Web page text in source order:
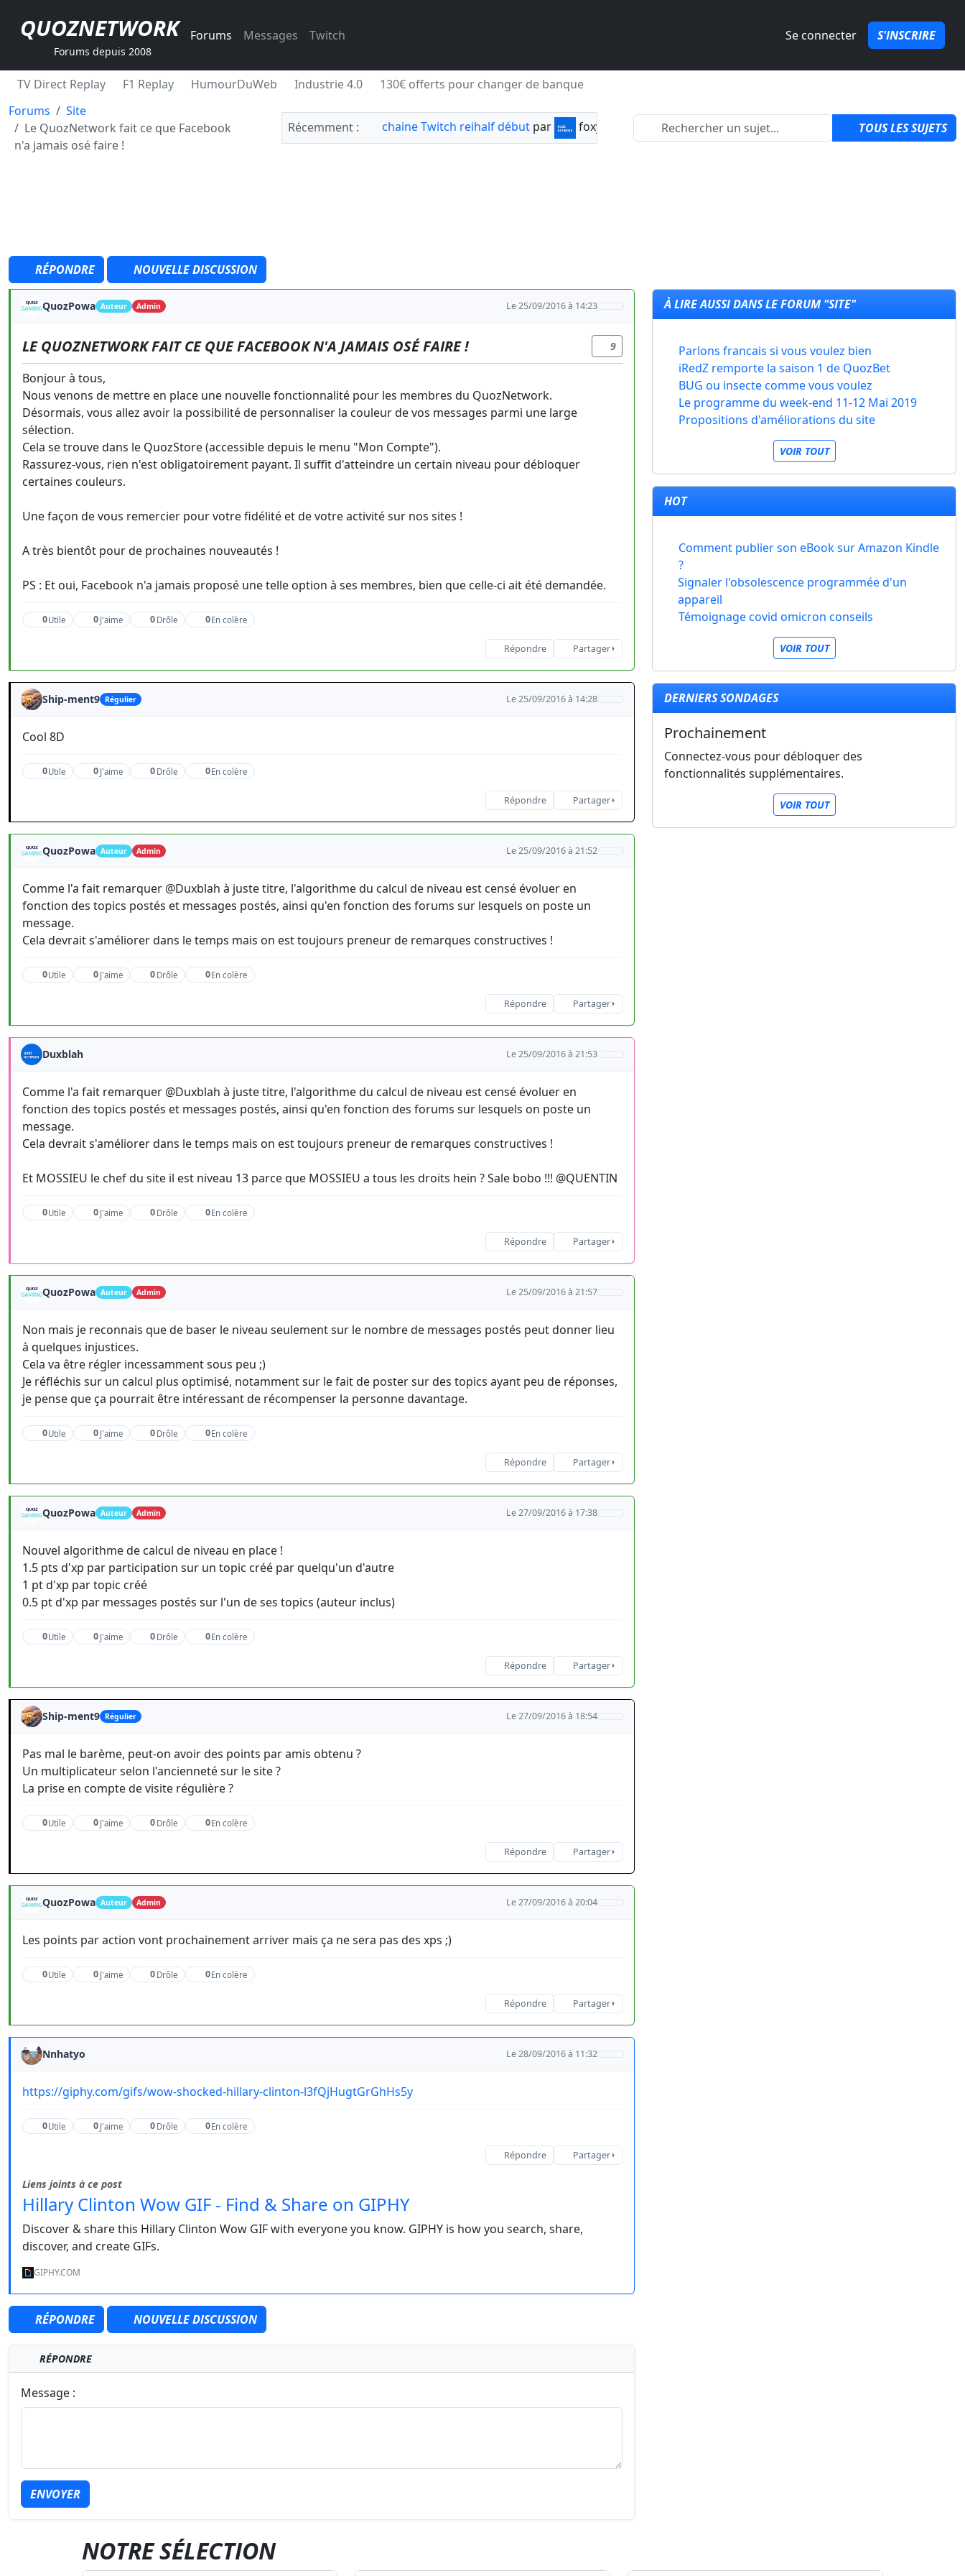
QUOZNETWORK
Forums depuis 2008
Forums Messages Twitch Se connecter S'INSCRIRE
TV Direct Replay F1 Replay HumourDuWeb Industrie 4.0
130€ offerts pour changer de banque
Forums
Site
Le QuozNetwork fait ce que Facebook
n'a jamais osé faire !
Récemment : chaine Twitch reihalf début par foxylabnyy 2 TOUS LES SUJETS
RÉPONDRE NOUVELLE DISCUSSION
QuozPowa Auteur Admin Le 25/09/2016 à 14:23
LE QUOZNETWORK FAIT CE QUE FACEBOOK N'A JAMAIS OSÉ FAIRE ! 9
Bonjour à tous,
Nous venons de mettre en place une nouvelle fonctionnalité pour les membres du QuozNetwork.
Désormais, vous allez avoir la possibilité de personnaliser la couleur de vos messages parmi une large
sélection.
Cela se trouve dans le QuozStore (accessible depuis le menu "Mon Compte").
Rassurez-vous, rien n'est obligatoirement payant. Il suffit d'atteindre un certain niveau pour débloquer
certaines couleurs.
Une façon de vous remercier pour votre fidélité et de votre activité sur nos sites !
A très bientôt pour de prochaines nouveautés !
PS : Et oui, Facebook n'a jamais proposé une telle option à ses membres, bien que celle-ci ait été demandée.
0Utile 0 J'aime 0 Drôle 0En colère
Répondre Partager
Ship-ment9 Régulier Le 25/09/2016 à 14:28
Cool 8D
0Utile 0 J'aime 0 Drôle 0En colère
Répondre Partager
QuozPowa Auteur Admin Le 25/09/2016 à 21:52
Comme l'a fait remarquer @Duxblah à juste titre, l'algorithme du calcul de niveau est censé évoluer en
fonction des topics postés et messages postés, ainsi qu'en fonction des forums sur lesquels on poste un
message.
Cela devrait s'améliorer dans le temps mais on est toujours preneur de remarques constructives !
0Utile 0 J'aime 0 Drôle 0En colère
Répondre Partager
Duxblah Le 25/09/2016 à 21:53
Comme l'a fait remarquer @Duxblah à juste titre, l'algorithme du calcul de niveau est censé évoluer en
fonction des topics postés et messages postés, ainsi qu'en fonction des forums sur lesquels on poste un
message.
Cela devrait s'améliorer dans le temps mais on est toujours preneur de remarques constructives !
Et MOSSIEU le chef du site il est niveau 13 parce que MOSSIEU a tous les droits hein ? Sale bobo !!! @QUENTIN
0Utile 0 J'aime 0 Drôle 0En colère
Répondre Partager
QuozPowa Auteur Admin Le 25/09/2016 à 21:57
Non mais je reconnais que de baser le niveau seulement sur le nombre de messages postés peut donner lieu
à quelques injustices.
Cela va être régler incessamment sous peu ;)
Je réfléchis sur un calcul plus optimisé, notamment sur le fait de poster sur des topics ayant peu de réponses,
je pense que ça pourrait être intéressant de récompenser la personne davantage.
0Utile 0 J'aime 0 Drôle 0En colère
Répondre Partager
QuozPowa Auteur Admin Le 27/09/2016 à 17:38
Nouvel algorithme de calcul de niveau en place !
1.5 pts d'xp par participation sur un topic créé par quelqu'un d'autre
1 pt d'xp par topic créé
0.5 pt d'xp par messages postés sur l'un de ses topics (auteur inclus)
0Utile 0 J'aime 0 Drôle 0En colère
Répondre Partager
Ship-ment9 Régulier Le 27/09/2016 à 18:54
Pas mal le barème, peut-on avoir des points par amis obtenu ?
Un multiplicateur selon l'ancienneté sur le site ?
La prise en compte de visite régulière ?
0Utile 0 J'aime 0 Drôle 0En colère
Répondre Partager
QuozPowa Auteur Admin Le 27/09/2016 à 20:04
Les points par action vont prochainement arriver mais ça ne sera pas des xps ;)
0Utile 0 J'aime 0 Drôle 0En colère
Répondre Partager
Nnhatyo Le 28/09/2016 à 11:32
https://giphy.com/gifs/wow-shocked-hillary-clinton-l3fQjHugtGrGhHs5y
0Utile 0 J'aime 0 Drôle 0En colère
Répondre Partager
Liens joints à ce post
Hillary Clinton Wow GIF - Find & Share on GIPHY
Discover & share this Hillary Clinton Wow GIF with everyone you know. GIPHY is how you search, share,
discover, and create GIFs.
GIPHY.COM
RÉPONDRE NOUVELLE DISCUSSION
RÉPONDRE
Message :
ENVOYER
À LIRE AUSSI DANS LE FORUM "SITE"
Parlons francais si vous voulez bien
iRedZ remporte la saison 1 de QuozBet
BUG ou insecte comme vous voulez
Le programme du week-end 11-12 Mai 2019
Propositions d'améliorations du site
VOIR TOUT
HOT
Comment publier son eBook sur Amazon Kindle
?
Signaler l'obsolescence programmée d'un
appareil
Témoignage covid omicron conseils
VOIR TOUT
DERNIERS SONDAGES
Prochainement
Connectez-vous pour débloquer des
fonctionnalités supplémentaires.
VOIR TOUT
NOTRE SÉLECTION